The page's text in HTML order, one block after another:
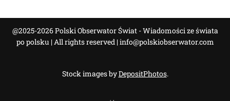
@2025-2026 Polski Obserwator Świat - Wiadomości ze świata
po polsku | All rights reserved | info@polskiobserwator.com
Stock images byDepositPhotos.